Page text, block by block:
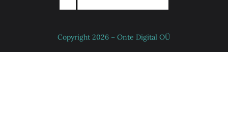
Copyright 2026 – Onte Digital OÜ